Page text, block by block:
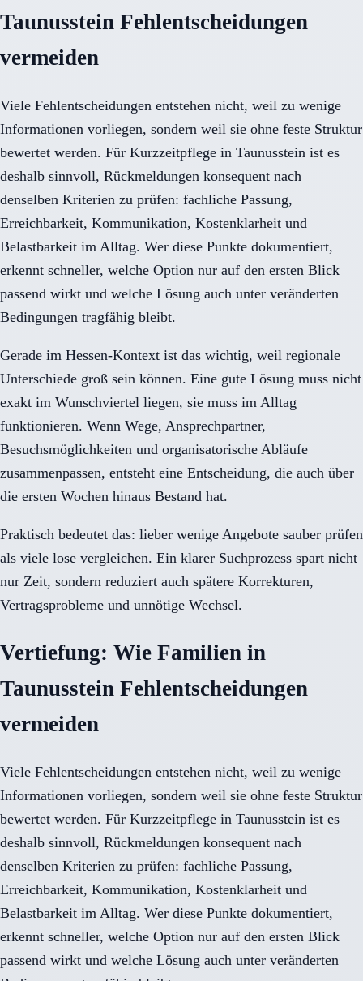
Taunusstein Fehlentscheidungen
vermeiden
Viele Fehlentscheidungen entstehen nicht, weil zu wenige
Informationen vorliegen, sondern weil sie ohne feste Struktur
bewertet werden. Für Kurzzeitpflege in Taunusstein ist es
deshalb sinnvoll, Rückmeldungen konsequent nach
denselben Kriterien zu prüfen: fachliche Passung,
Erreichbarkeit, Kommunikation, Kostenklarheit und
Belastbarkeit im Alltag. Wer diese Punkte dokumentiert,
erkennt schneller, welche Option nur auf den ersten Blick
passend wirkt und welche Lösung auch unter veränderten
Bedingungen tragfähig bleibt.
Gerade im Hessen-Kontext ist das wichtig, weil regionale
Unterschiede groß sein können. Eine gute Lösung muss nicht
exakt im Wunschviertel liegen, sie muss im Alltag
funktionieren. Wenn Wege, Ansprechpartner,
Besuchsmöglichkeiten und organisatorische Abläufe
zusammenpassen, entsteht eine Entscheidung, die auch über
die ersten Wochen hinaus Bestand hat.
Praktisch bedeutet das: lieber wenige Angebote sauber prüfen
als viele lose vergleichen. Ein klarer Suchprozess spart nicht
nur Zeit, sondern reduziert auch spätere Korrekturen,
Vertragsprobleme und unnötige Wechsel.
Vertiefung: Wie Familien in
Taunusstein Fehlentscheidungen
vermeiden
Viele Fehlentscheidungen entstehen nicht, weil zu wenige
Informationen vorliegen, sondern weil sie ohne feste Struktur
bewertet werden. Für Kurzzeitpflege in Taunusstein ist es
deshalb sinnvoll, Rückmeldungen konsequent nach
denselben Kriterien zu prüfen: fachliche Passung,
Erreichbarkeit, Kommunikation, Kostenklarheit und
Belastbarkeit im Alltag. Wer diese Punkte dokumentiert,
erkennt schneller, welche Option nur auf den ersten Blick
passend wirkt und welche Lösung auch unter veränderten